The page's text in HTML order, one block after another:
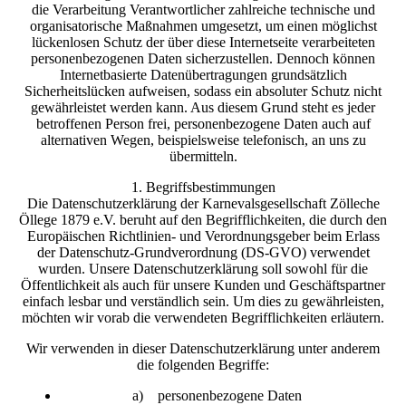
die Verarbeitung Verantwortlicher zahlreiche technische und
organisatorische Maßnahmen umgesetzt, um einen möglichst
lückenlosen Schutz der über diese Internetseite verarbeiteten
personenbezogenen Daten sicherzustellen. Dennoch können
Internetbasierte Datenübertragungen grundsätzlich
Sicherheitslücken aufweisen, sodass ein absoluter Schutz nicht
gewährleistet werden kann. Aus diesem Grund steht es jeder
betroffenen Person frei, personenbezogene Daten auch auf
alternativen Wegen, beispielsweise telefonisch, an uns zu
übermitteln.
1. Begriffsbestimmungen
Die Datenschutzerklärung der Karnevalsgesellschaft Zölleche
Öllege 1879 e.V. beruht auf den Begrifflichkeiten, die durch den
Europäischen Richtlinien- und Verordnungsgeber beim Erlass
der Datenschutz-Grundverordnung (DS-GVO) verwendet
wurden. Unsere Datenschutzerklärung soll sowohl für die
Öffentlichkeit als auch für unsere Kunden und Geschäftspartner
einfach lesbar und verständlich sein. Um dies zu gewährleisten,
möchten wir vorab die verwendeten Begrifflichkeiten erläutern.
Wir verwenden in dieser Datenschutzerklärung unter anderem
die folgenden Begriffe:
a) personenbezogene Daten